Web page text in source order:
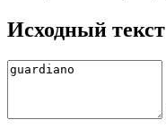
Исходный текст